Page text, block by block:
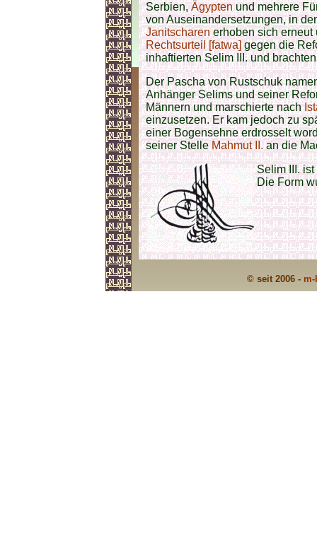
Serbien,Ägyptenund mehrere
von Auseinandersetzungen, in
Janitscharenerhoben sich erneut
Rechtsurteil [fatwa]gegen die
inhaftierten Selim III. und
Der Pascha von Rustschuk
Anhänger Selims und seiner
Männern und marschierte nach
einzusetzen. Er kam jedoch zu
einer Bogensehne erdrosselt
seiner StelleMahmut II.an die
Selim III.
Die Form
© seit 2006 -